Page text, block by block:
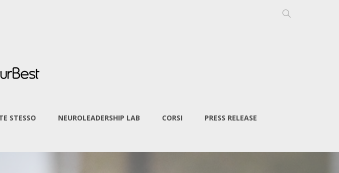
STESSO NEUROLEADERSHIP LAB CORSI PRESS RELEASE